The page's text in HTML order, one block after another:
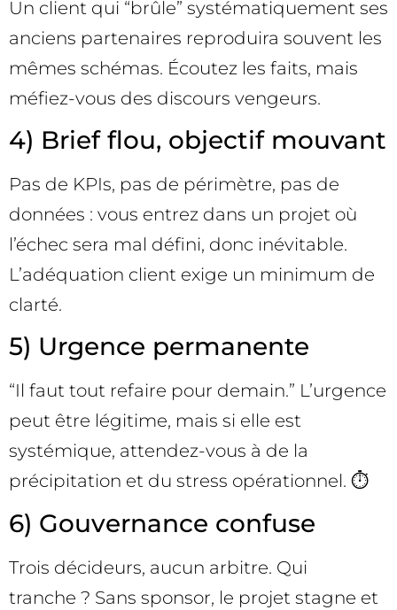
Un client qui “brûle” systématiquement ses
anciens partenaires reproduira souvent les
mêmes schémas. Écoutez les faits, mais
méfiez-vous des discours vengeurs.
4) Brief flou, objectif mouvant
Pas de KPIs, pas de périmètre, pas de
données : vous entrez dans un projet où
l’échec sera mal défini, donc inévitable.
L’adéquation client exige un minimum de
clarté.
5) Urgence permanente
“Il faut tout refaire pour demain.” L’urgence
peut être légitime, mais si elle est
systémique, attendez-vous à de la
précipitation et du stress opérationnel. ⏱️
6) Gouvernance confuse
Trois décideurs, aucun arbitre. Qui
tranche ? Sans sponsor, le projet stagne et